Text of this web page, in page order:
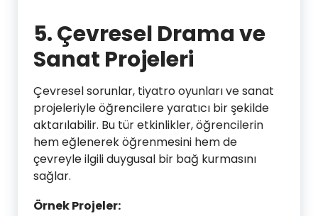
5. Çevresel Drama ve
Sanat Projeleri
Çevresel sorunlar, tiyatro oyunları ve sanat
projeleriyle öğrencilere yaratıcı bir şekilde
aktarılabilir. Bu tür etkinlikler, öğrencilerin
hem eğlenerek öğrenmesini hem de
çevreyle ilgili duygusal bir bağ kurmasını
sağlar.
Örnek Projeler: